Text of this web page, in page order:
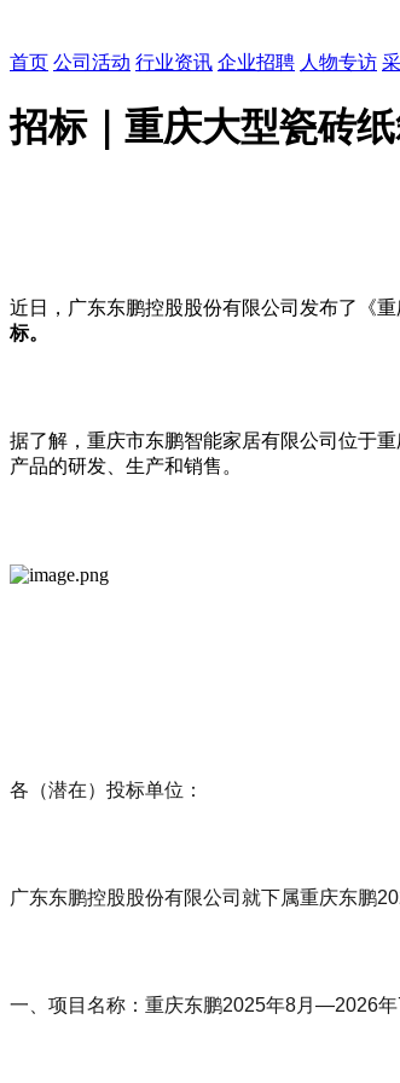
首页 公司活动 行业资讯 企业招聘 人物专访
招标｜重庆大型瓷砖
近日，广东东鹏控股股份有限公司发布了《
标。
据了解，重庆市东鹏智能家居有限公司位于
产品的研发、生产和销售。
各（潜在）投标单位：
广东东鹏控股股份有限公司就下属重庆东鹏
一、项目名称：重庆东鹏2025年8月—2026年